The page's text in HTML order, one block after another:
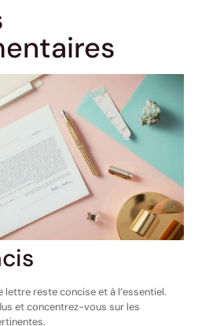
reste concise et à l’essentiel.
et concentrez-vous sur les